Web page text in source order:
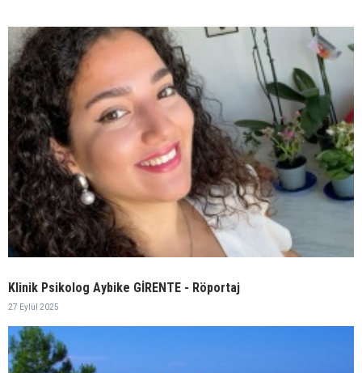
Klinik Psikolog Aybike GİRENTE - Röportaj
27 Eylül 2025